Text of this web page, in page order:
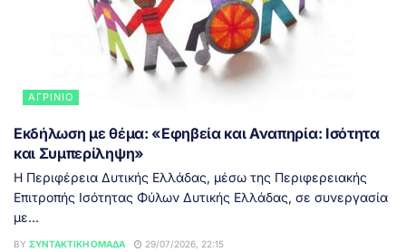
ΑΓΡΊΝΙΟ
Εκδήλωση με θέμα: «Εφηβεία και Αναπηρία: Ισότητα
και Συμπερίληψη»
Η Περιφέρεια Δυτικής Ελλάδας, μέσω της Περιφερειακής
Επιτροπής Ισότητας Φύλων Δυτικής Ελλάδας, σε συνεργασία
με...
BY ΣΥΝΤΑΚΤΙΚΉ ΟΜΆΔΑ 29/07/2026, 22:15